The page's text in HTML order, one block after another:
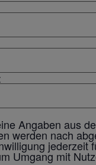
Angaben aus
werden nach
Umgang mit